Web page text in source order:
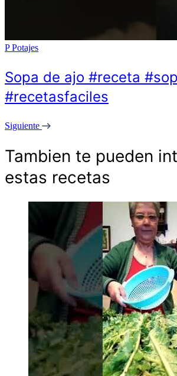
P Potajes
Sopa de ajo #receta
#recetasfaciles
Siguiente
Tambien te pueden
estas recetas